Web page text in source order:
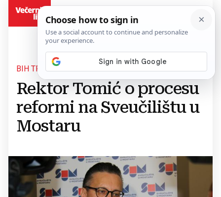
BIH TREBA OTVORITI PREMA EUROPI I SVIJETU
Rektor Tomić o procesu
reformi na Sveučilištu u
Mostaru